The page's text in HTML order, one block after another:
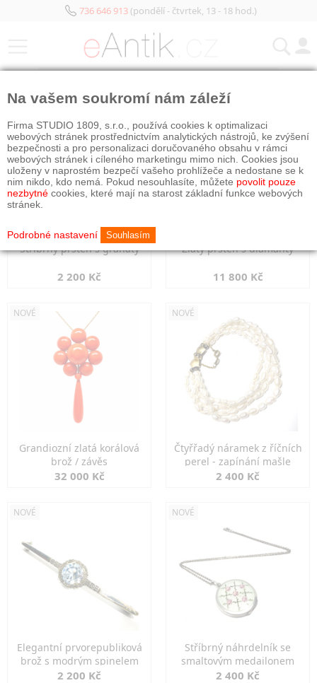
736 646 913(pondělí - čtvrtek, 13 - 18 hod.)
Stříbrný prsten s granáty
2 200 Kč
Zlatý prsten s diamanty
11 800 Kč
NOVÉ
Grandiozní zlatá korálová
brož / závěs
32 000 Kč
NOVÉ
Čtyřřadý náramek z říčních
perel - zapínání mašle
2 400 Kč
NOVÉ
Elegantní prvorepubliková
brož s modrým spinelem
2 200 Kč
NOVÉ
Stříbrný náhrdelník se
smaltovým medailonem
2 400 Kč
Na vašem soukromí nám záleží
Firma STUDIO 1809, s.r.o., používá cookies k optimalizaci
webových stránek prostřednictvím analytických nástrojů, ke zvýšení
bezpečnosti a pro personalizaci doručovaného obsahu v rámci
webových stránek i cíleného marketingu mimo nich. Cookies jsou
uloženy v naprostém bezpečí vašeho prohlížeče a nedostane se k
nim nikdo, kdo nemá. Pokud nesouhlasíte, můžete povolit pouze
nezbytné cookies, které mají na starost základní funkce webových
stránek.
Podrobné nastavení Souhlasím